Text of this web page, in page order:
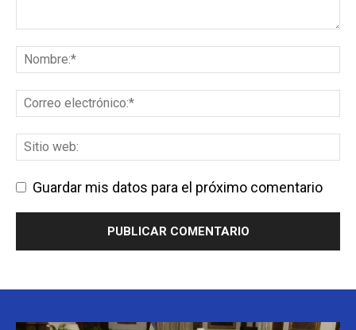
Guardar mis datos para el próximo comentario